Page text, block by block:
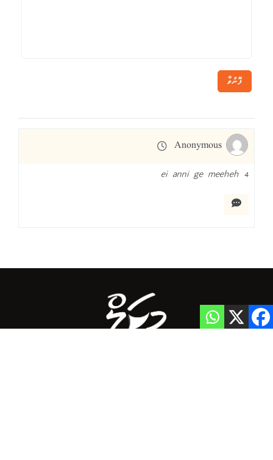
ފޮނުވާ
Anonymous
4 ei anni ge meeheh